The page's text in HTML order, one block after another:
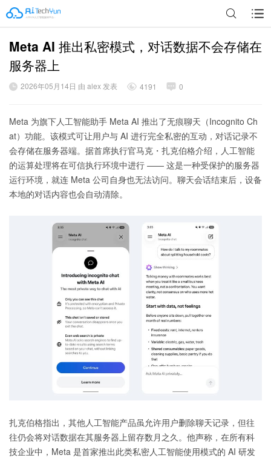
广告
Meta AI 推出私密模式，对话数据不会存储在
服务器上
2026年05月14日 由 alex 发表 4191 0
Meta 为旗下人工智能助手 Meta AI 推出了无痕聊天（Incognito Ch
at）功能。该模式可让用户与 AI 进行完全私密的互动，对话记录不
会存储在服务器端。据首席执行官马克・扎克伯格介绍，人工智能
的运算处理将在可信执行环境中进行 —— 这是一种受保护的服务器
运行环境，就连 Meta 公司自身也无法访问。聊天会话结束后，设备
本地的对话内容也会自动清除。
扎克伯格指出，其他人工智能产品虽允许用户删除聊天记录，但往
往仍会将对话数据在其服务器上留存数月之久。他声称，在所有科
技企业中，Meta 是首家推出此类私密人工智能使用模式的 AI 研发